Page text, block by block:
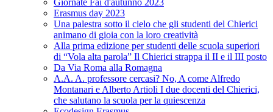
Giornate Fai d'autunno 2023
Erasmus day 2023
Una palestra sotto il cielo che gli studenti del Chierici
animano di gioia con la loro creatività
Alla prima edizione per studenti delle scuola superiori
di “Vola alta parola” Il Chierici strappa il II e il III posto
Da Via Roma alla Romagna
A.A. A. professore cercasi? No, A come Alfredo
Montanari e Alberto Artioli I due docenti del Chierici,
che salutano la scuola per la quiescenza